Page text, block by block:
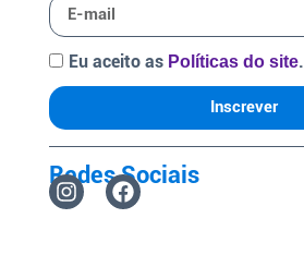
Eu aceito as Políticas do site.
Inscrever
Redes Sociais